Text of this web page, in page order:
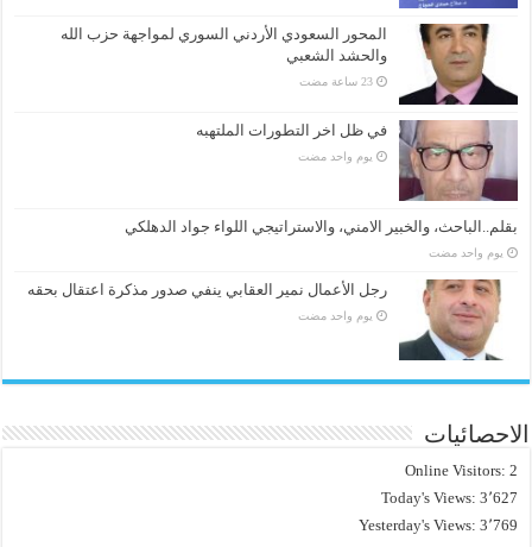
المحور السعودي الأردني السوري لمواجهة حزب الله
والحشد الشعبي
‏23 ساعة مضت
في ظل اخر التطورات الملتهبه
‏يوم واحد مضت
بقلم..الباحث، والخبير الامني، والاستراتيجي اللواء جواد الدهلكي
‏يوم واحد مضت
رجل الأعمال نمير العقابي ينفي صدور مذكرة اعتقال بحقه
‏يوم واحد مضت
الاحصائيات
Online Visitors: 2
Today's Views: 3٬627
Yesterday's Views: 3٬769